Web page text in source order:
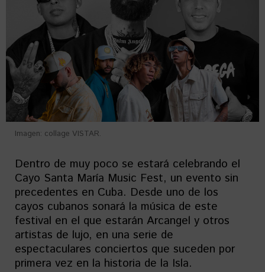
Imagen: collage VISTAR.
Dentro de muy poco se estará celebrando el
Cayo Santa María Music Fest, un evento sin
precedentes en Cuba. Desde uno de los
cayos cubanos sonará la música de este
festival en el que estarán Arcangel y otros
artistas de lujo, en una serie de
espectaculares conciertos que suceden por
primera vez en la historia de la Isla.